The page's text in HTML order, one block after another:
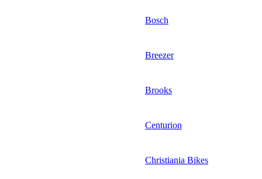
Bosch
Breezer
Brooks
Centurion
Christiania Bikes